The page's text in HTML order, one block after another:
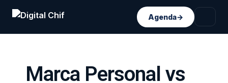
Agenda→
Marca Personal vs